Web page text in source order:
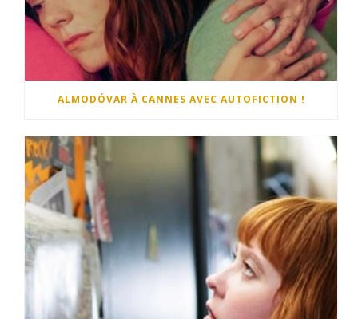
ALMODÓVAR À CANNES AVEC AUTOFICTION !